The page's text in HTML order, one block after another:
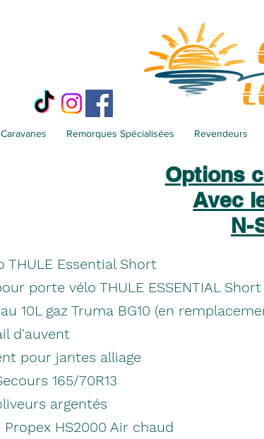
Caravanes Remorques Spécialisées Revendeurs
Options
Avec
N-
THULE Essential Short
porte vélo THULE ESSENTIAL Short
10L gaz Truma BG10 (en
d'auvent
pour jantes alliage
165/70R13
argentés
Propex HS2000 Air chaud